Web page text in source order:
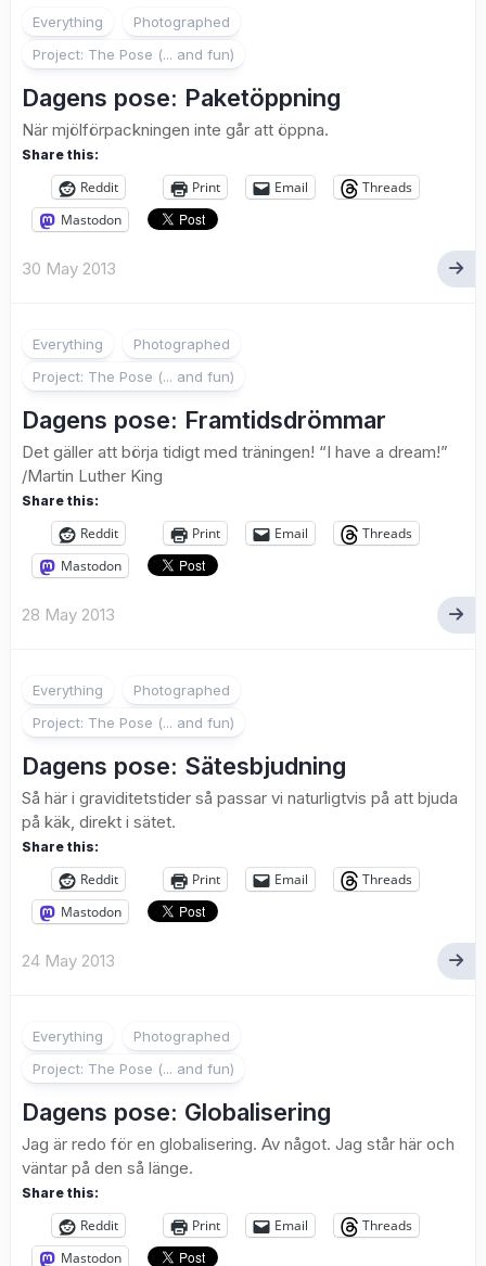
Everything
Photographed
Project: The Pose (... and fun)
Dagens pose: Paketöppning
När mjölförpackningen inte går att öppna.
Share this:
Reddit Print Email
Threads
Mastodon
30 May 2013
Everything
Photographed
Project: The Pose (... and fun)
Dagens pose: Framtidsdrömmar
Det gäller att börja tidigt med träningen! “I have a dream!”
/Martin Luther King
Share this:
Reddit Print Email
Threads
Mastodon
28 May 2013
Everything
Photographed
Project: The Pose (... and fun)
Dagens pose: Sätesbjudning
Så här i graviditetstider så passar vi naturligtvis på att bjuda
på käk, direkt i sätet.
Share this:
Reddit Print Email
Threads
Mastodon
24 May 2013
Everything
Photographed
Project: The Pose (... and fun)
Dagens pose: Globalisering
Jag är redo för en globalisering. Av något. Jag står här och
väntar på den så länge.
Share this:
Reddit Print Email
Threads
Mastodon